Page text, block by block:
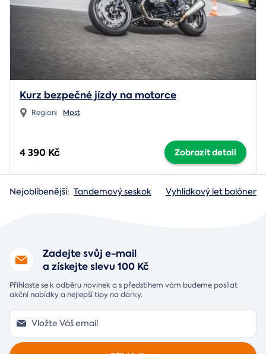
Kurz bezpečné jízdy na motorce
Region: Most
4 390 Kč Zobrazit detail
Nejoblíbenější: Tandemový seskok Vyhlídkový let balónem
Zadejte svůj e-mail
a získejte slevu 100 Kč
Přihlaste se k odběru novinek a s předstihem vám budeme posílat
akční nabídky a nejlepší tipy na dárky.